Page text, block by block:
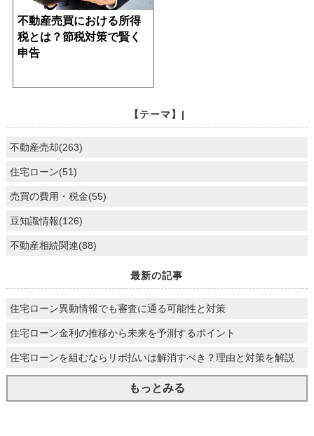
不動産売買における所得
税とは？節税対策で賢く
申告
【テーマ】|
不動産売却(263)
住宅ローン(51)
売買の費用・税金(55)
豆知識情報(126)
不動産相続関連(88)
最新の記事
住宅ローン異動情報でも審査に通る可能性と対策
住宅ローン金利の推移から未来を予測するポイント
住宅ローンを組むならリボ払いは解消すべき？理由と対策を解説
もっとみる